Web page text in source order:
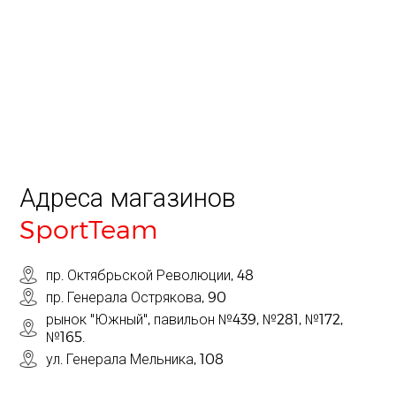
Адреса магазинов
SportTeam
пр. Октябрьской Революции, 48
пр. Генерала Острякова, 90
рынок "Южный", павильон №439, №281, №172,
№165.
ул. Генерала Мельника, 108